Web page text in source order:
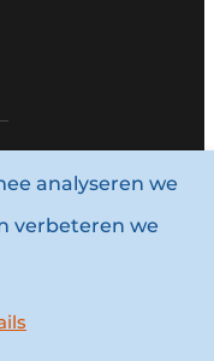
analyseren we
verbeteren we